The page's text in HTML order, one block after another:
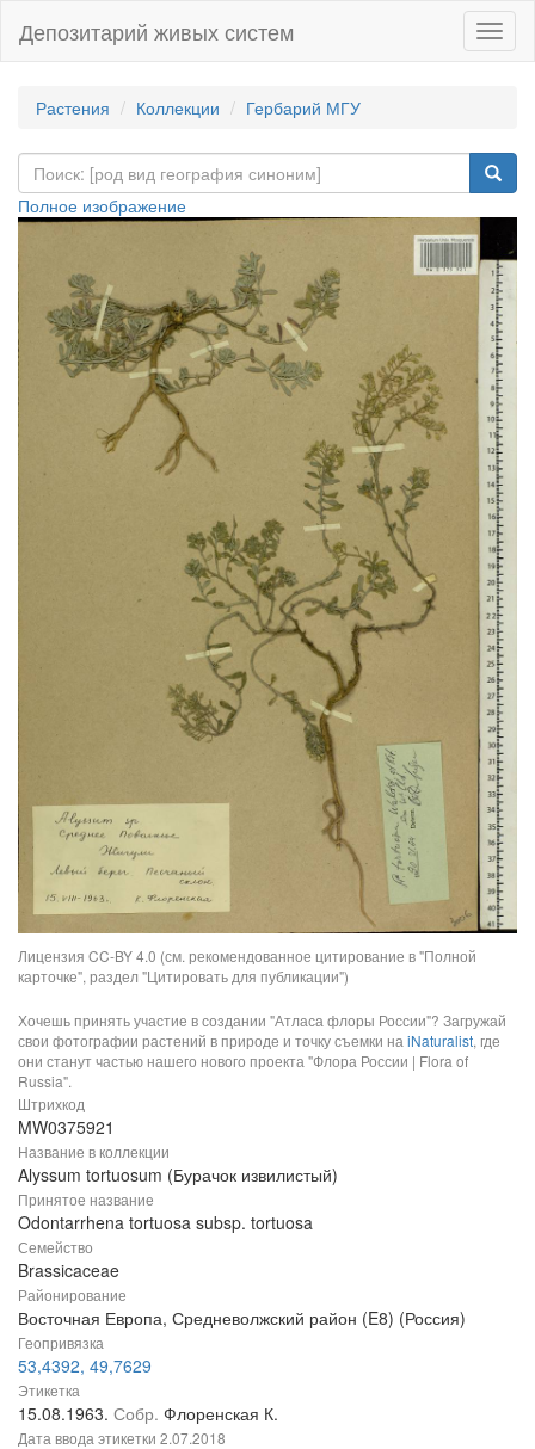
Депозитарий живых систем
Растения Коллекции Гербарий МГУ
Полное изображение
Лицензия CC-BY 4.0 (см. рекомендованное цитирование в "Полной
карточке", раздел "Цитировать для публикации")
Хочешь принять участие в создании "Атласа флоры России"? Загружай
свои фотографии растений в природе и точку съемки на iNaturalist, где
они станут частью нашего нового проекта "Флора России | Flora of
Russia".
Штрихкод
MW0375921
Название в коллекции
Alyssum tortuosum (Бурачок извилистый)
Принятое название
Odontarrhena tortuosa subsp. tortuosa
Семейство
Brassicaceae
Районирование
Восточная Европа, Средневолжский район (E8) (Россия)
Геопривязка
53,4392, 49,7629
Этикетка
15.08.1963. Собр. Флоренская К.
Дата ввода этикетки 2.07.2018